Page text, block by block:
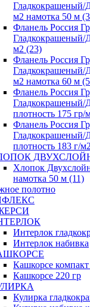
Гладкокрашеный/
м2 намотка 50 м
Фланель Россия
Гладкокрашеный/
м2 (23)
Фланель Россия
Гладкокрашеный/
м2 намотка 60 м
Фланель Россия
Гладкокрашеный/
плотность 175
Фланель Россия
Гладкокрашеный/
плотность 183 г/
Хлопок
намотка 50 м (11)
полотно
Интерлок
Интерлок набивка
Кашкорсе
Кашкорсе 220 гр
Кулирка